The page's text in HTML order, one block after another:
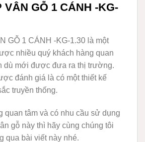
VÂN GỖ 1 CÁNH -KG-
GỖ 1 CÁNH -KG-1.30 là một
nhiều quý khách hàng quan
dù mới được đưa ra thị trường.
đánh giá là có một thiết kế
truyền thống.
quan tâm và có nhu cầu sử dụng
gỗ này thì hãy cùng chúng tôi
qua bài viết này nhé.